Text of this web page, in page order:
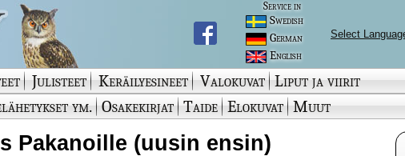
Service in
Swedish
German
English
Select
Julisteet Keräilyesineet Valokuvat Liput ja viirit
ym. Osakekirjat Taide Elokuvat Muut
Pakanoille (uusin ensin)